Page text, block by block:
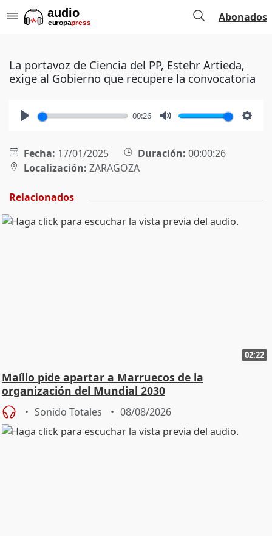
Abonados
La portavoz de Ciencia del PP, Estehr Artieda,
exige al Gobierno que recupere la convocatoria
00:26
Fecha: 17/01/2025 Duración: 00:00:26
Localización: ZARAGOZA
Relacionados
02:22
Maíllo pide apartar a Marruecos de la
organización del Mundial 2030
Sonido Totales 08/08/2026